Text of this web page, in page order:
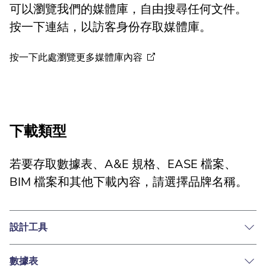
可以瀏覽我們的媒體庫，自由搜尋任何文件。
按一下連結，以訪客身份存取媒體庫。
按一下此處瀏覽更多媒體庫內容
下載類型
若要存取數據表、A&E 規格、EASE 檔案、
BIM 檔案和其他下載內容，請選擇品牌名稱。
設計工具
數據表